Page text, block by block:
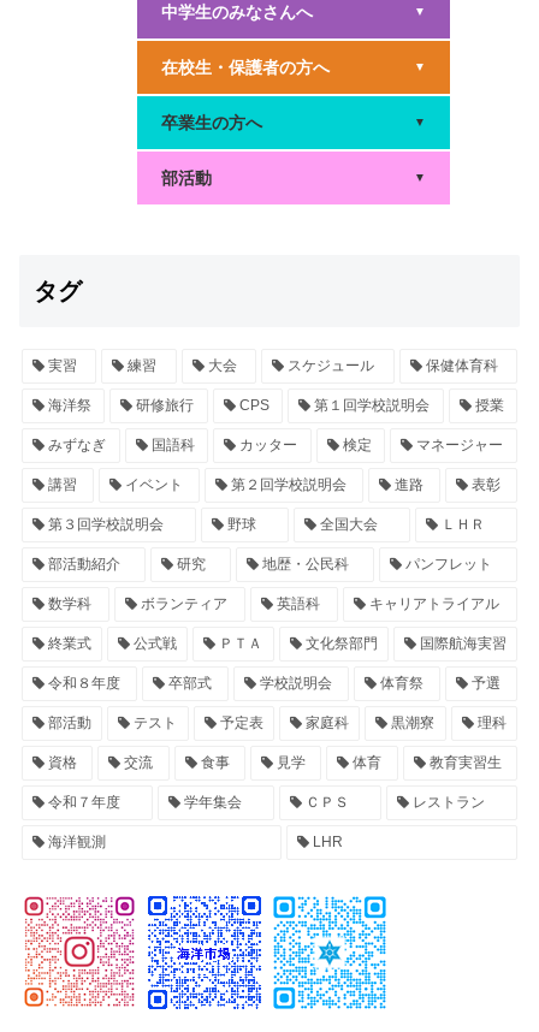
中学生のみなさんへ ▼
在校生・保護者の方へ ▼
卒業生の方へ ▼
部活動 ▼
タグ
実習 練習 大会 スケジュール 保健体育科
海洋祭 研修旅行 CPS 第１回学校説明会 授業
みずなぎ 国語科 カッター 検定 マネージャー
講習 イベント 第２回学校説明会 進路 表彰
第３回学校説明会 野球 全国大会 ＬＨＲ
部活動紹介 研究 地歴・公民科 パンフレット
数学科 ボランティア 英語科 キャリアトライアル
終業式 公式戦 ＰＴＡ 文化祭部門 国際航海実習
令和８年度 卒部式 学校説明会 体育祭 予選
部活動 テスト 予定表 家庭科 黒潮寮 理科
資格 交流 食事 見学 体育 教育実習生
令和７年度 学年集会 ＣＰＳ レストラン
海洋観測 LHR